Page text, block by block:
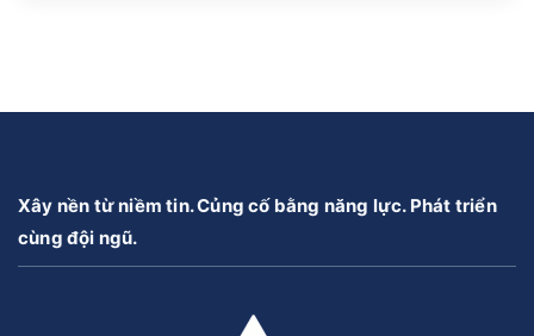
Xây nền từ niềm tin. Củng cố bằng năng lực. Phát triển
cùng đội ngũ.